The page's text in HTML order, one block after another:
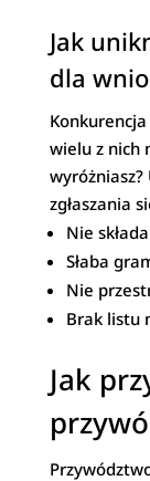
Jak
dla
wielu z nich
wyróżniasz?
zgłaszania
Nie
Słaba
Nie
Brak listu
Jak